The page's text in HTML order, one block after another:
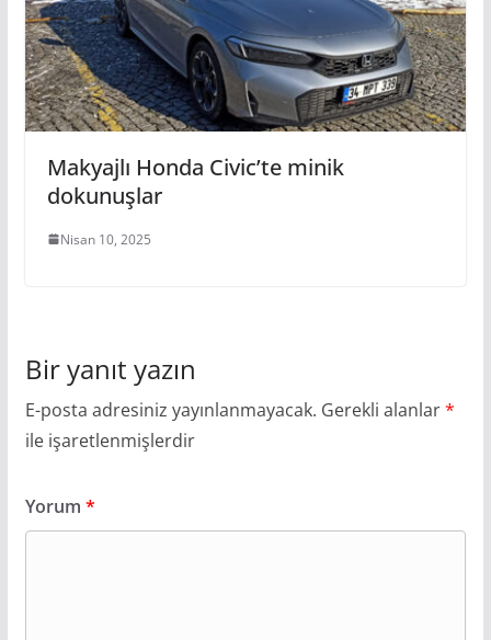
Makyajlı Honda Civic’te minik
dokunuşlar
Nisan 10, 2025
Bir yanıt yazın
E-posta adresiniz yayınlanmayacak. Gerekli alanlar*
ile işaretlenmişlerdir
Yorum *